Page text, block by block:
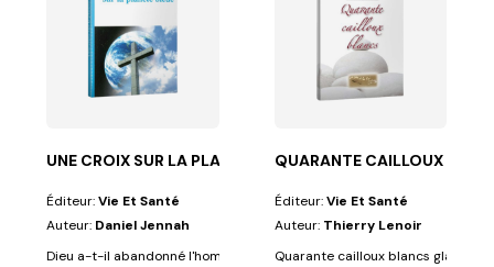
surface de la terre et l'apparition des langues...
UNE CROIX SUR LA PLANÈTE BLEUE
Éditeur:Vie Et Santé
Auteur: Daniel Jennah
Dieu a-t-il abandonné l'homme à son sort ? Le doute semble permis
QUARANTE CAILLOUX
Éditeur:Vie Et Santé
Auteur: Thierry Lenoir
Quarante cailloux blancs glanés